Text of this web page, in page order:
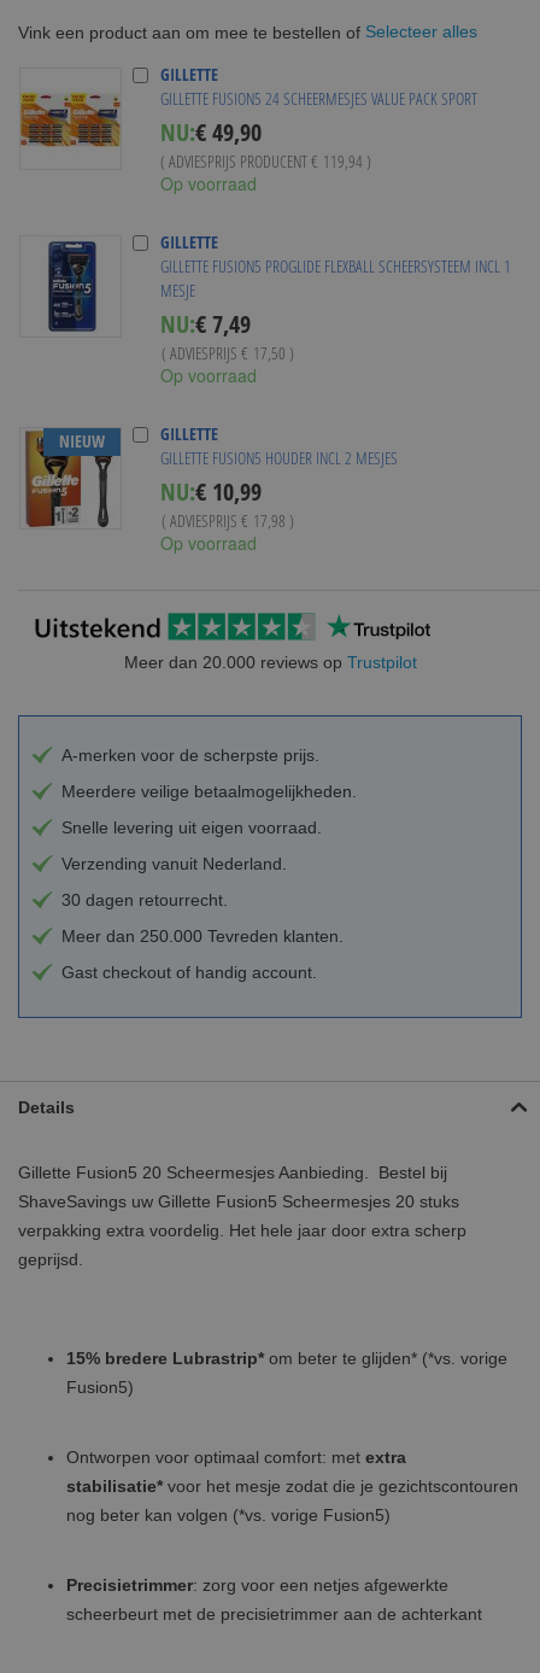
Vink een product aan om mee te bestellen of Selecteer alles
GILLETTE
GILLETTE FUSION5 24 SCHEERMESJES VALUE PACK SPORT
NU:€ 49,90
( ADVIESPRIJS PRODUCENT€ 119,94 )
Op voorraad
GILLETTE
GILLETTE FUSION5 PROGLIDE FLEXBALL SCHEERSYSTEEM INCL 1
MESJE
NU:Special
Price
€ 7,49
( ADVIESPRIJS € 17,50 )
Op voorraad
NIEUW
GILLETTE
GILLETTE FUSION5 HOUDER INCL 2 MESJES
NU:Special
Price
€ 10,99
( ADVIESPRIJS € 17,98 )
Op voorraad
Meer dan 20.000 reviews op Trustpilot
A-merken voor de scherpste prijs.
Meerdere veilige betaalmogelijkheden.
Snelle levering uit eigen voorraad.
Verzending vanuit Nederland.
30 dagen retourrecht.
Meer dan 250.000 Tevreden klanten.
Gast checkout of handig account.
Details
Gillette Fusion5 20 Scheermesjes Aanbieding. Bestel bij
ShaveSavings uw Gillette Fusion5 Scheermesjes 20 stuks
verpakking extra voordelig. Het hele jaar door extra scherp
geprijsd.
15% bredere Lubrastrip* om beter te glijden* (*vs. vorige
Fusion5)
Ontworpen voor optimaal comfort: met extra
stabilisatie* voor het mesje zodat die je gezichtscontouren
nog beter kan volgen (*vs. vorige Fusion5)
Precisietrimmer: zorg voor een netjes afgewerkte
scheerbeurt met de precisietrimmer aan de achterkant